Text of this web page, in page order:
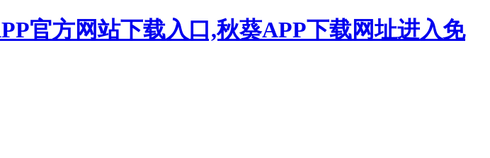
官方网站下载入口,秋葵APP下载网址进入免